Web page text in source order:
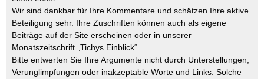
Wir sind dankbar für Ihre Kommentare und schätzen Ihre aktive
Beteiligung sehr. Ihre Zuschriften können auch als eigene
Beiträge auf der Site erscheinen oder in unserer
Monatszeitschrift „Tichys Einblick“.
Bitte entwerten Sie Ihre Argumente nicht durch Unterstellungen,
Verunglimpfungen oder inakzeptable Worte und Links. Solche